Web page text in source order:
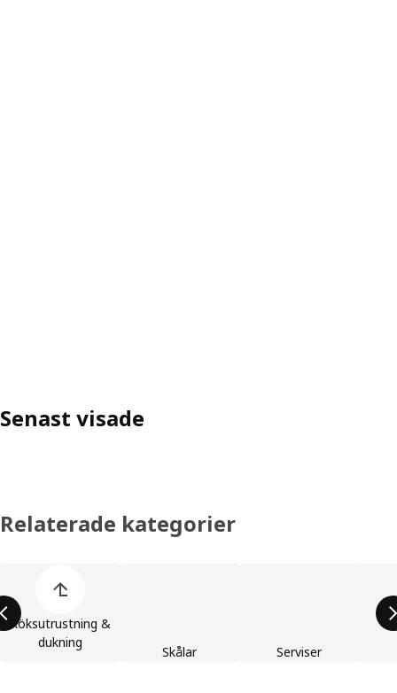
Senast visade
Relaterade kategorier
Köksutrustning &
dukning
Skålar Serviser